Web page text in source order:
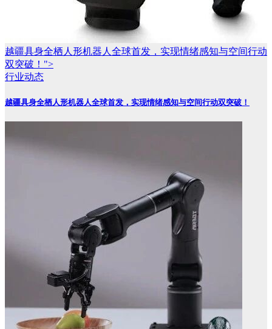
越疆具身全栖人形机器人全球首发，实现情绪感知与空间行动
双突破！">
行业动态
越疆具身全栖人形机器人全球首发，实现情绪感知与空间行动双突破！